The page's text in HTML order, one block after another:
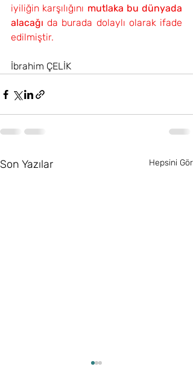
iyiliğin karşılığını mutlaka bu dünyada
alacağı da burada dolaylı olarak ifade
edilmiştir.
İbrahim ÇELİK
Son Yazılar Hepsini Gör